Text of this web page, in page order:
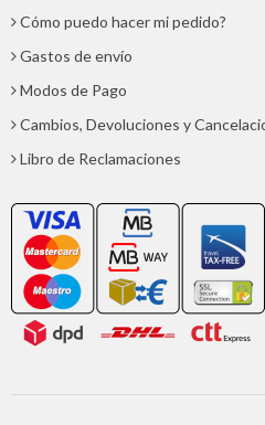
Cómo puedo hacer mi pedido?
Gastos de envío
Modos de Pago
Cambios, Devoluciones y
Libro de Reclamaciones